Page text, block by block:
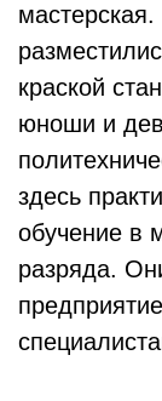
краской
юноши и
здесь
обучение в
разряда.